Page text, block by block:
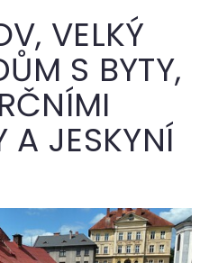
VELKÝ
S BYTY,
A JESKYNÍ